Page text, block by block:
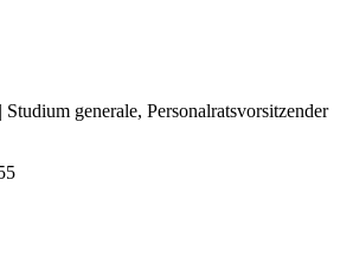
generale, Personalratsvorsitzender